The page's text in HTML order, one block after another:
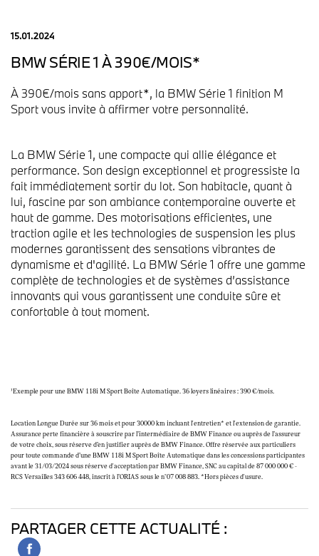
15.01.2024
BMW SÉRIE 1 À 390€/MOIS*
À 390€/mois sans apport*, la BMW Série 1 finition M
Sport vous invite à affirmer votre personnalité.
La BMW Série 1, une compacte qui allie élégance et
performance. Son design exceptionnel et progressiste la
fait immédiatement sortir du lot. Son habitacle, quant à
lui, fascine par son ambiance contemporaine ouverte et
haut de gamme. Des motorisations efficientes, une
traction agile et les technologies de suspension les plus
modernes garantissent des sensations vibrantes de
dynamisme et d'agilité. La BMW Série 1 offre une gamme
complète de technologies et de systèmes d’assistance
innovants qui vous garantissent une conduite sûre et
confortable à tout moment.
¹Exemple pour une BMW 118i M Sport Boîte Automatique. 36 loyers linéaires : 390 €/mois.
Location Longue Durée sur 36 mois et pour 30000 km incluant l'entretien* et l'extension de garantie.
Assurance perte financière à souscrire par l’intermédiaire de BMW Finance ou auprès de l’assureur
de votre choix, sous réserve d’en justifier auprès de BMW Finance. Offre réservée aux particuliers
pour toute commande d’une BMW 118i M Sport Boîte Automatique dans les concessions participantes
avant le 31/03/2024 sous réserve d'acceptation par BMW Finance, SNC au capital de 87 000 000 € -
RCS Versailles 343 606 448, inscrit à l’ORIAS sous le n°07 008 883. *Hors pièces d'usure.
PARTAGER CETTE ACTUALITÉ :